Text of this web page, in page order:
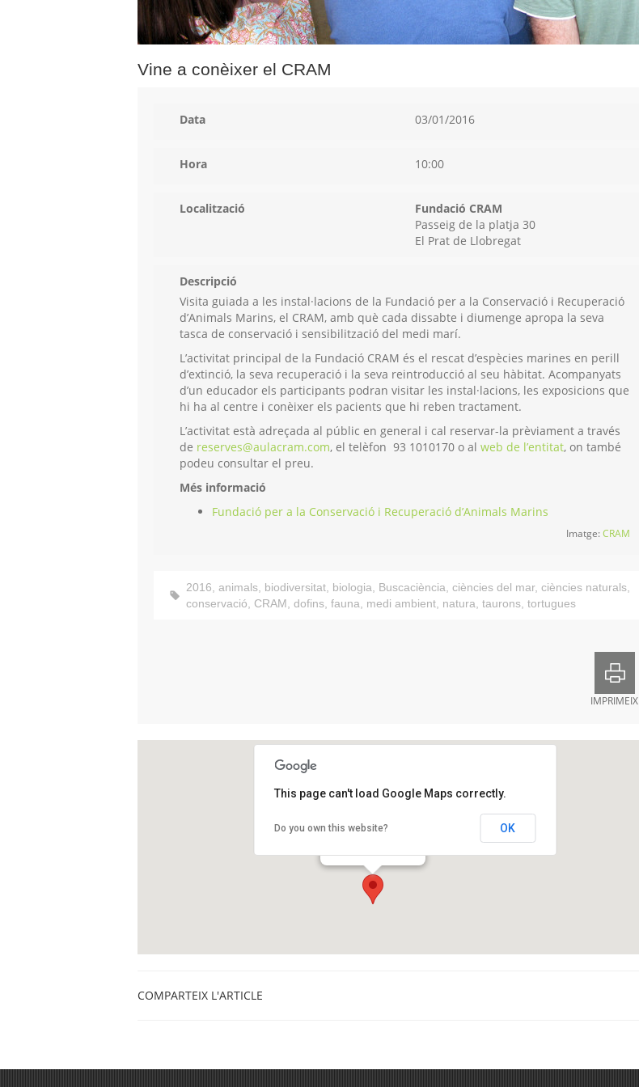
Vine a conèixer el CRAM
Data 03/01/2016
Hora 10:00
Localització
Fundació CRAM
Passeig de la platja 30
El Prat de Llobregat
Descripció
Visita guiada a les instal·lacions de la Fundació per a la Conservació i Recuperació
d’Animals Marins, el CRAM, amb què cada dissabte i diumenge apropa la seva
tasca de conservació i sensibilització del medi marí.
L’activitat principal de la Fundació CRAM és el rescat d’espècies marines en perill
d’extinció, la seva recuperació i la seva reintroducció al seu hàbitat. Acompanyats
d’un educador els participants podran visitar les instal·lacions, les exposicions que
hi ha al centre i conèixer els pacients que hi reben tractament.
L’activitat està adreçada al públic en general i cal reservar-la prèviament a través
de reserves@aulacram.com, el telèfon 93 1010170 o al web de l’entitat, on també
podeu consultar el preu.
Més informació
Fundació per a la Conservació i Recuperació d’Animals Marins
Imatge:CRAM
2016, animals, biodiversitat, biologia, Buscaciència, ciències del mar, ciències naturals,
conservació, CRAM, dofins, fauna, medi ambient, natura, taurons, tortugues
IMPRIMEIX
Passeig de la platja 30
This page can't load Google Maps correctly.
Do you own this website? OK
COMPARTEIX L'ARTICLE